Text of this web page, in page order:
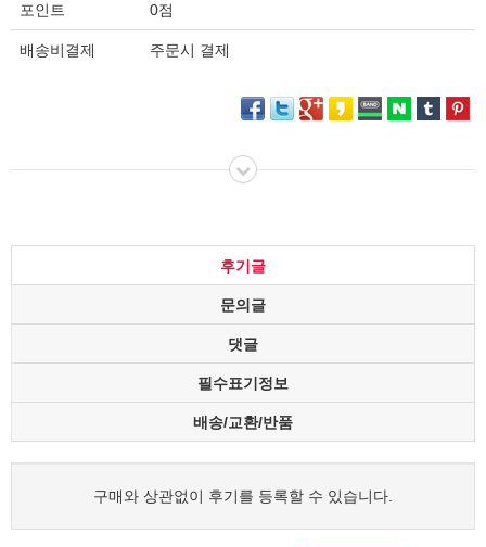
포인트 0점
배송비결제 주문시 결제
후기글
문의글
댓글
필수표기정보
배송/교환/반품
구매와 상관없이 후기를 등록할 수 있습니다.